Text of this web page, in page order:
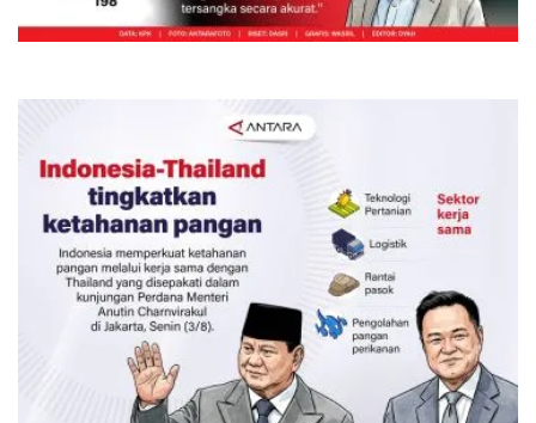
5 Agustus 2026